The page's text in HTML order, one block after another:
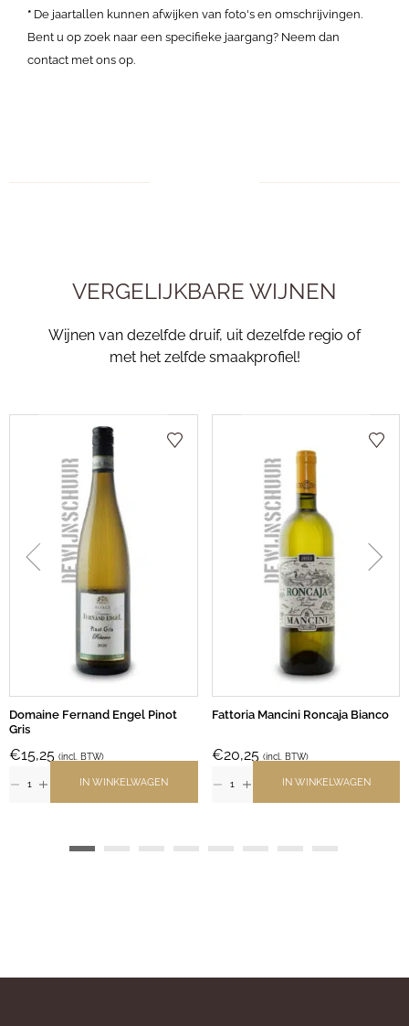
* De jaartallen kunnen afwijken van foto's en omschrijvingen.
Bent u op zoek naar een specifieke jaargang? Neem dan
contact met ons op.
VERGELIJKBARE WIJNEN
Wijnen van dezelfde druif, uit dezelfde regio of
met het zelfde smaakprofiel!
Domaine Fernand Engel Pinot
Gris
€15,25 (incl. BTW)
IN WINKELWAGEN
Fattoria Mancini Roncaja Bianco
€20,25 (incl. BTW)
IN WINKELWAGEN